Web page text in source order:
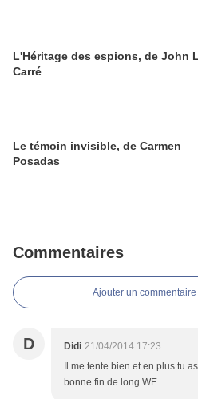
L'Héritage des espions, de John
Carré
Le témoin invisible, de Carmen
Posadas
Commentaires
Ajouter un commentaire
D Didi 21/04/2014 17:23
Il me tente bien et en plus tu
bonne fin de long WE